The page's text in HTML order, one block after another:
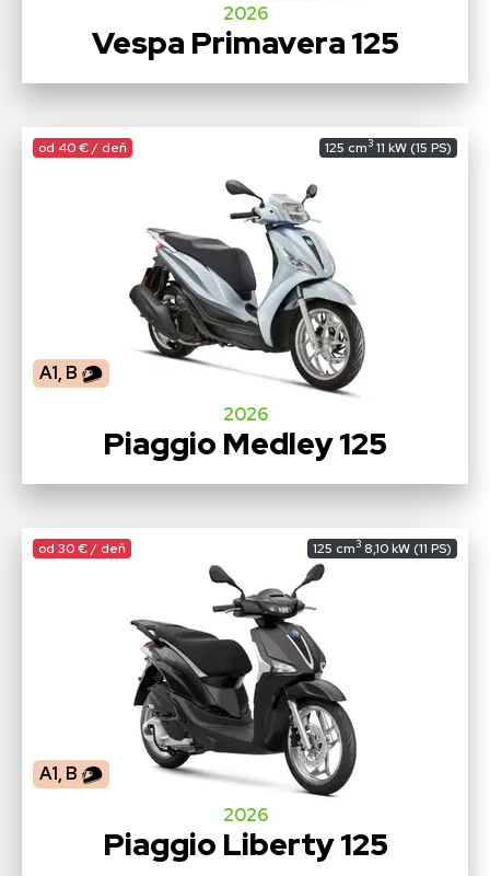
2026
Vespa Primavera 125
od 40 € / deň 125 cm3 11 kW (15 PS)
A1, B
2026
Piaggio Medley 125
od 30 € / deň 125 cm3 8,10 kW (11 PS)
A1, B
2026
Piaggio Liberty 125